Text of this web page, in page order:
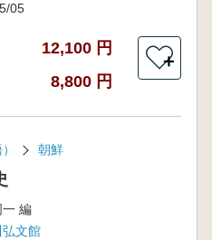
05
12,100 円
8,800 円
＋
朝鮮
編
弘文館